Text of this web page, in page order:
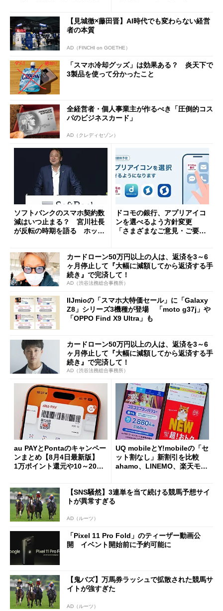
【見城徹×藤田晋】AI時代でも変わらない経営
者の本質
AD（FINCHI on GOETHE）
「スマホ冷却グッズ」は効果ある？ 炎天下で
3製品を使って分かったこと
全経営者・個人事業主が作るべき「圧倒的コス
パのビジネスカード」
AD（クレディセゾン）
ソフトバンクのスマホ契約数
減はいつ止まる？ 宮川社長
が反転の時期を語る ホッピ
ドコモの銀行、アプリアイコ
ンを選べるよう方針変更
「さまざまなご意見・ご要望
カードローン50万円以上の人は、返済を3～6
ヶ月停止して『大幅に減額してから返済する手
続き』で完済して！
AD（渋谷法務総合事務所）
IIJmioの「スマホ大特価セール」に「Galaxy
Z8」シリーズ3機種が登場 「moto g37j」や
「OPPO Find X9 Ultra」も
カードローン50万円以上の人は、返済を3～6
ヶ月停止して『大幅に減額してから返済する手
続き』で完済して！
AD（渋谷法務総合事務所）
au PAYとPontaのキャンペー
ンまとめ【8月4日最新版】
1万ポイント還元や10～20％
UQ mobileとY!mobileの「セ
ット割なし」新割引を比較
ahamo、LINEMO、楽天モバ
【SNS騒然】3連単を当て続ける競馬予想サイ
トが異常すぎる
AD（ルーツ）
「Pixel 11 Pro Fold」のティーザー動画公
開 イベント開始前に予約可能に
【鬼バズ】万馬券ラッシュで拡散された競馬サ
イトが強すぎた
AD（ルーツ）